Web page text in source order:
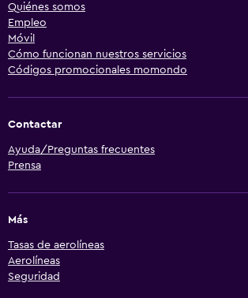
Quiénes somos
Empleo
Móvil
Cómo funcionan nuestros servicios
Códigos promocionales momondo
Contactar
Ayuda/Preguntas frecuentes
Prensa
Más
Tasas de aerolíneas
Aerolíneas
Seguridad